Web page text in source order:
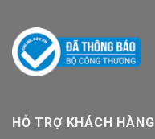
HỖ TRỢ KHÁCH HÀNG